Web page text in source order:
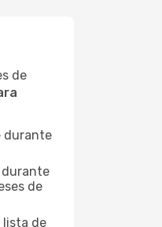
de
durante
durante
de
lista de